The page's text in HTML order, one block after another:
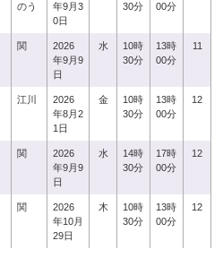
のう
年9月3
0日
30分
00分
関
2026
年9月9
日
水
10時
30分
13時
00分
11
江川
2026
年8月2
1日
金
10時
30分
13時
00分
12
関
2026
年9月9
日
水
14時
30分
17時
00分
12
関
2026
年10月
29日
木
10時
30分
13時
00分
12